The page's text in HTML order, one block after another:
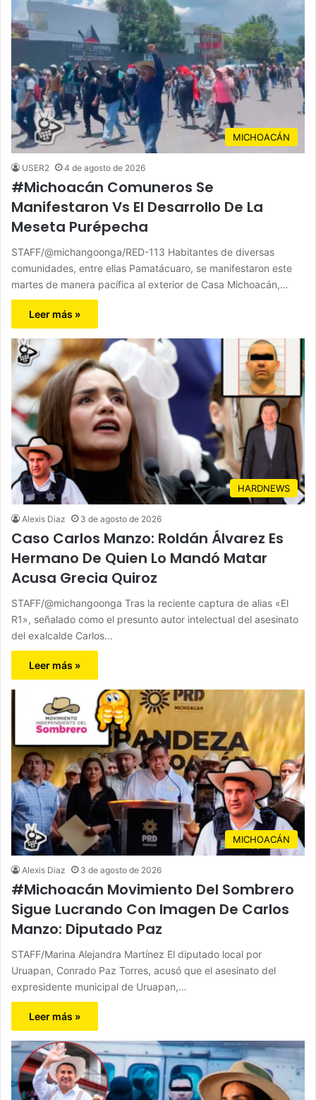
MICHOACÁN
USER2 4 de agosto de 2026
#Michoacán Comuneros Se
Manifestaron Vs El Desarrollo De La
Meseta Purépecha
STAFF/@michangoonga/RED-113 Habitantes de diversas
comunidades, entre ellas Pamatácuaro, se manifestaron este
martes de manera pacífica al exterior de Casa Michoacán,…
Leer más »
HARDNEWS
Alexis Diaz 3 de agosto de 2026
Caso Carlos Manzo: Roldán Álvarez Es
Hermano De Quien Lo Mandó Matar
Acusa Grecia Quiroz
STAFF/@michangoonga Tras la reciente captura de alias «El
R1», señalado como el presunto autor intelectual del asesinato
del exalcalde Carlos…
Leer más »
MICHOACÁN
Alexis Diaz 3 de agosto de 2026
#Michoacán Movimiento Del Sombrero
Sigue Lucrando Con Imagen De Carlos
Manzo: Diputado Paz
STAFF/Marina Alejandra Martínez El diputado local por
Uruapan, Conrado Paz Torres, acusó que el asesinato del
expresidente municipal de Uruapan,…
Leer más »